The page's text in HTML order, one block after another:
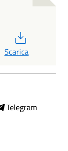
Scarica
Telegram